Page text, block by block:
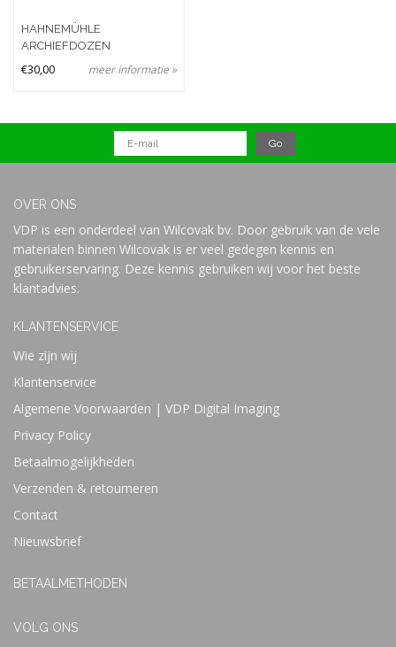
HAHNEMÜHLE
ARCHIEFDOZEN
€30,00 meer informatie »
OVER ONS
VDP is een onderdeel van Wilcovak bv. Door gebruik van de vele
materialen binnen Wilcovak is er veel gedegen kennis en
gebruikerservaring. Deze kennis gebruiken wij voor het beste
klantadvies.
KLANTENSERVICE
Wie zijn wij
Klantenservice
Algemene Voorwaarden | VDP Digital Imaging
Privacy Policy
Betaalmogelijkheden
Verzenden & retourneren
Contact
Nieuwsbrief
BETAALMETHODEN
VOLG ONS